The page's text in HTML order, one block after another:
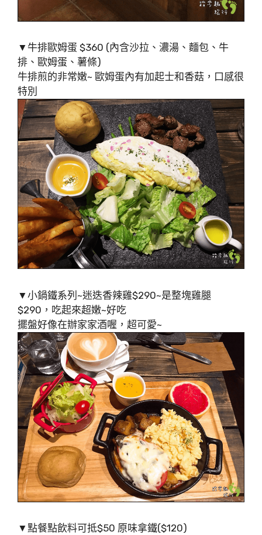
▼牛排歐姆蛋 $360 (內含沙拉、濃湯、麵包、牛
排、歐姆蛋、薯條)
牛排煎的非常嫩~ 歐姆蛋內有加起士和香菇，口感很
特別
▼小鍋鐵系列~迷迭香辣雞$290~是整塊雞腿
$290，吃起來超嫩~好吃
擺盤好像在辦家家酒喔，超可愛~
▼點餐點飲料可抵$50 原味拿鐵($120)